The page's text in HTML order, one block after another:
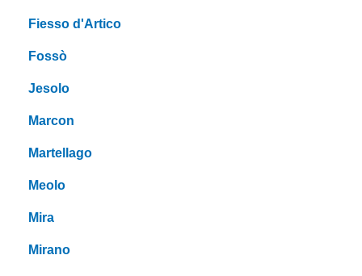
Fiesso d'Artico
Fossò
Jesolo
Marcon
Martellago
Meolo
Mira
Mirano